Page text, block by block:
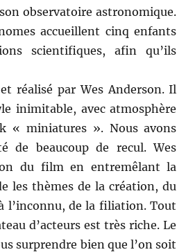
observatoire astronomique.
accueillent cinq enfants
scientifiques, afin qu’ils
réalisé par Wes Anderson. Il
inimitable, avec atmosphère
« miniatures ». Nous avons
de beaucoup de recul. Wes
du film en entremêlant la
les thèmes de la création, du
l’inconnu, de la filiation. Tout
d’acteurs est très riche. Le
surprendre bien que l’on soit